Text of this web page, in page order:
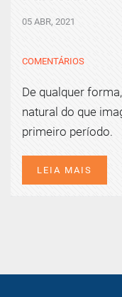
05 ABR, 2021
COMENTÁRIOS
De qualquer
natural do que
primeiro período.
LEIA MAIS